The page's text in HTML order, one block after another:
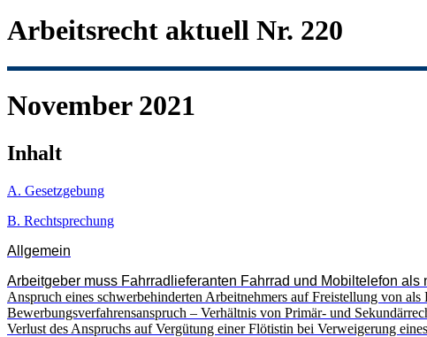
Arbeitsrecht aktuell Nr. 220
November 2021
Inhalt
A. Gesetzgebung
B. Rechtsprechung
Allgemein
Arbeitgeber muss Fahrradlieferanten Fahrrad und Mobiltelefon
Anspruch eines schwerbehinderten Arbeitnehmers auf Freistellung von
Bewerbungsverfahrensanspruch – Verhältnis von Primär- und
Verlust des Anspruchs auf Vergütung einer Flötistin bei Verweigerung